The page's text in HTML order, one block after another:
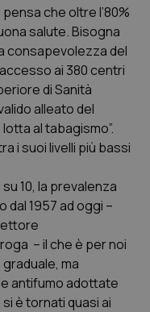
Ulcerosa
neurodegenerative
che oltre l’80%
salute. Bisogna
consapevolezza del
ai 380 centri
di Sanità
alleato del
al tabagismo”.
i suoi livelli più bassi
su 10, la prevalenza
1957 ad oggi –
– il che è per noi
ma
antifumo adottate
è tornati quasi ai